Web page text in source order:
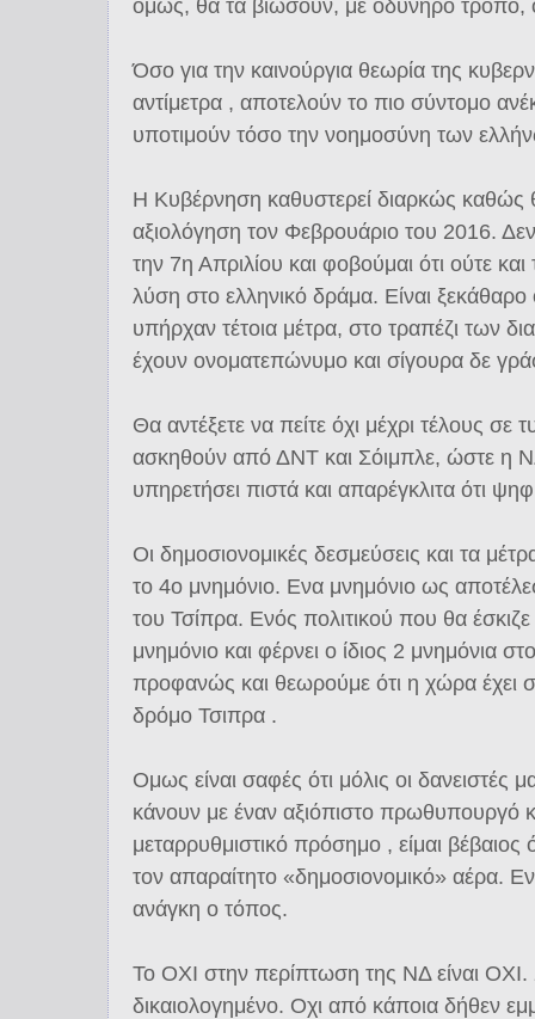
όμως, θα τα βιώσουν, με οδυνηρό τρόπο,
Όσο για την καινούργια θεωρία της
αντίμετρα , αποτελούν το πιο σύντομο
υποτιμούν τόσο την νοημοσύνη των
Η Κυβέρνηση καθυστερεί διαρκώς καθώς
αξιολόγηση τον Φεβρουάριο του 2016.
την 7η Απριλίου και φοβούμαι ότι ούτε
λύση στο ελληνικό δράμα. Είναι
υπήρχαν τέτοια μέτρα, στο τραπέζι των
έχουν ονοματεπώνυμο και σίγουρα δε
Θα αντέξετε να πείτε όχι μέχρι τέλους σε
ασκηθούν από ΔΝΤ και Σόιμπλε, ώστε η
υπηρετήσει πιστά και απαρέγκλιτα ότι
Οι δημοσιονομικές δεσμεύσεις και τα
το 4ο μνημόνιο. Ενα μνημόνιο ως
του Τσίπρα. Ενός πολιτικού που θα
μνημόνιο και φέρνει ο ίδιος 2 μνημόνια
προφανώς και θεωρούμε ότι η χώρα έχει
δρόμο Τσιπρα .
Ομως είναι σαφές ότι μόλις οι δανειστές
κάνουν με έναν αξιόπιστο πρωθυπουργό
μεταρρυθμιστικό πρόσημο , είμαι
τον απαραίτητο «δημοσιονομικό» αέρα.
ανάγκη ο τόπος.
Το ΟΧΙ στην περίπτωση της ΝΔ είναι
δικαιολογημένο. Οχι από κάποια δήθεν